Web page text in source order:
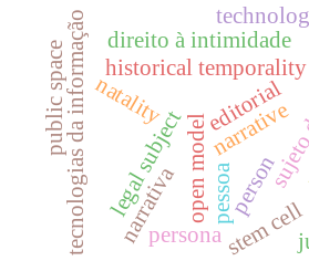
editorial
open model person
legal subject
historical temporality
persona
tecnologias da informação direito à intimidade
stem cell
narrative
public space natality
narrativa pessoa